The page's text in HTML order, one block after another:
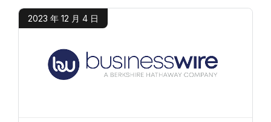
2023 年 12 月 4 日